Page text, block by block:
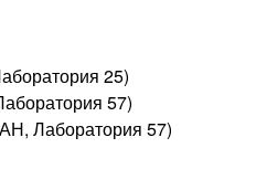
25)
57)
Лаборатория 57)